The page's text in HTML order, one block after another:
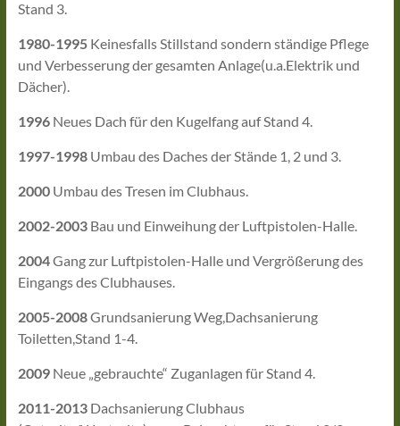
Stand 3.
1980-1995Keinesfalls Stillstand sondern ständige Pflege
und Verbesserung der gesamten Anlage(u.a.Elektrik und
Dächer).
1996Neues Dach für den Kugelfang auf Stand 4.
1997-1998Umbau des Daches der Stände 1, 2 und 3.
2000Umbau des Tresen im Clubhaus.
2002-2003Bau und Einweihung der Luftpistolen-Halle.
2004Gang zur Luftpistolen-Halle und Vergrößerung des
Eingangs des Clubhauses.
2005-2008Grundsanierung Weg,Dachsanierung
Toiletten,Stand 1-4.
2009Neue „gebrauchte“ Zuganlagen für Stand 4.
2011-2013Dachsanierung Clubhaus